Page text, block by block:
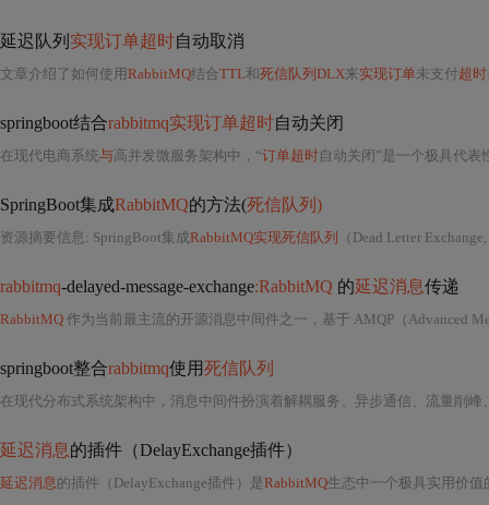
延迟队列 实现订单超时自动取消
文章介绍了如何使用RabbitMQ结合TTL和死信队列DLX来实现订单未支付超时
springboot结合rabbitmq实现订单超时自动关闭
在现代电商系统与高并发微服务架构中，“订单超时自动关闭”是一个极具代表性的业务场景，其背后涉及分布
SpringBoot集成RabbitMQ的方法(死信队列)
资源摘要信息: SpringBoot集成RabbitMQ实现死信队列 （Dead Letter Exchange,
rabbitmq-delayed-message-exchange:RabbitMQ 的延迟消息传递
RabbitMQ 作为当前最主流的开源消息中间件之一，基于 AMQP（Advanced Message Queuing Protocol）协议构建，广泛应用于
springboot整合rabbitmq使用死信队列
延迟消息的插件（DelayExchange插件）
延迟消息的插件（DelayExchange插件）是RabbitMQ生态中一个极具实用价值的第三方